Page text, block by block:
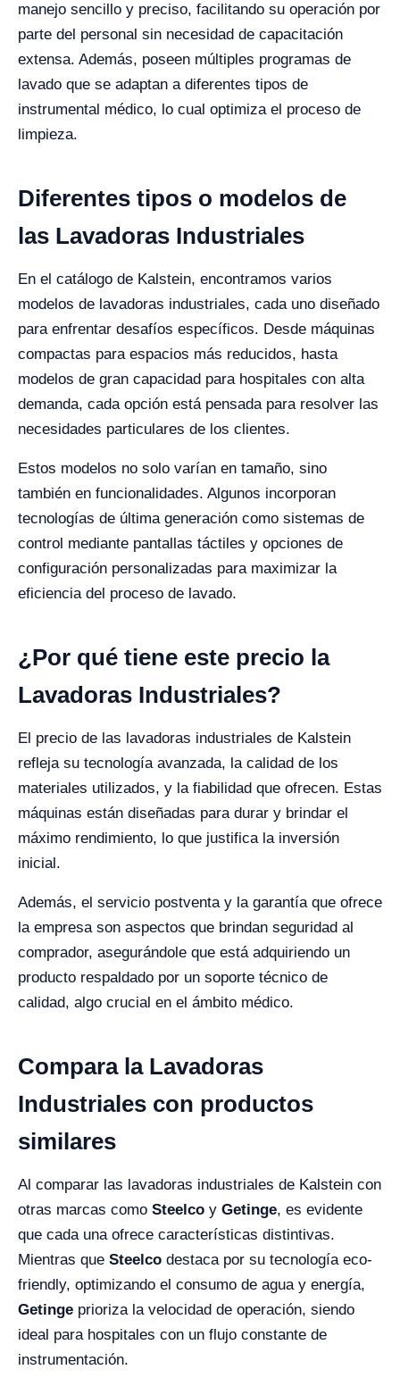
manejo sencillo y preciso, facilitando su operación por
parte del personal sin necesidad de capacitación
extensa. Además, poseen múltiples programas de
lavado que se adaptan a diferentes tipos de
instrumental médico, lo cual optimiza el proceso de
limpieza.
Diferentes tipos o modelos de
las Lavadoras Industriales
En el catálogo de Kalstein, encontramos varios
modelos de lavadoras industriales, cada uno diseñado
para enfrentar desafíos específicos. Desde máquinas
compactas para espacios más reducidos, hasta
modelos de gran capacidad para hospitales con alta
demanda, cada opción está pensada para resolver las
necesidades particulares de los clientes.
Estos modelos no solo varían en tamaño, sino
también en funcionalidades. Algunos incorporan
tecnologías de última generación como sistemas de
control mediante pantallas táctiles y opciones de
configuración personalizadas para maximizar la
eficiencia del proceso de lavado.
¿Por qué tiene este precio la
Lavadoras Industriales?
El precio de las lavadoras industriales de Kalstein
refleja su tecnología avanzada, la calidad de los
materiales utilizados, y la fiabilidad que ofrecen. Estas
máquinas están diseñadas para durar y brindar el
máximo rendimiento, lo que justifica la inversión
inicial.
Además, el servicio postventa y la garantía que ofrece
la empresa son aspectos que brindan seguridad al
comprador, asegurándole que está adquiriendo un
producto respaldado por un soporte técnico de
calidad, algo crucial en el ámbito médico.
Compara la Lavadoras
Industriales con productos
similares
Al comparar las lavadoras industriales de Kalstein con
otras marcas como Steelco y Getinge, es evidente
que cada una ofrece características distintivas.
Mientras que Steelco destaca por su tecnología eco-
friendly, optimizando el consumo de agua y energía,
Getinge prioriza la velocidad de operación, siendo
ideal para hospitales con un flujo constante de
instrumentación.